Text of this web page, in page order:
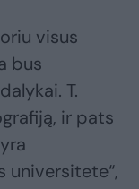
visus
bus
T.
ir pats
universitete“,